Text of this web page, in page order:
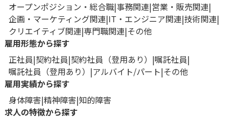
オープンポジション・総合職 事務関連 営業・販売関連
企画・マーケティング関連 IT・エンジニア関連 技術関連
クリエイティブ関連 専門職関連 その他
雇用形態から探す
正社員 契約社員 契約社員（登用あり）
嘱託社員
嘱託社員（登用あり）
アルバイト/パート その他
雇用実績から探す
身体障害 精神障害 知的障害
求人の特徴から探す